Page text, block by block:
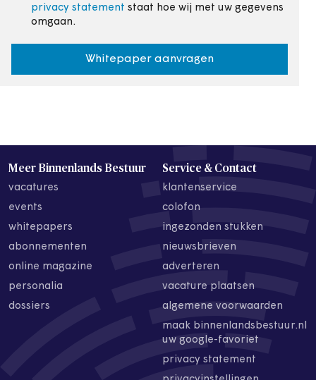
privacy statement staat hoe wij met uw gegevens
omgaan.
Whitepaper aanvragen
Meer Binnenlands Bestuur
vacatures
events
whitepapers
abonnementen
online magazine
personalia
dossiers
Service & Contact
klantenservice
colofon
ingezonden stukken
nieuwsbrieven
adverteren
vacature plaatsen
algemene voorwaarden
maak binnenlandsbestuur.nl
uw google-favoriet
privacy statement